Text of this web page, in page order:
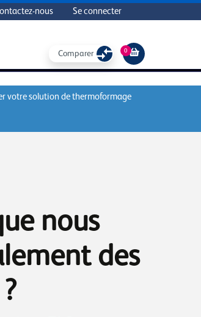
nous Se connecter
Comparer 0
votre solution de thermoformage
nous
des